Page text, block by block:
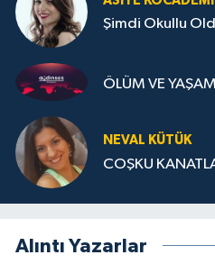
Şimdi Okullu
ÖLÜM VE YAŞAM
NEVAL KÜTÜK
COŞKU
Alıntı Yazarlar